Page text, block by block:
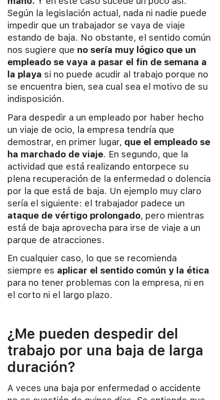
Según la legislación actual, nada ni nadie puede
impedir que un trabajador se vaya de viaje
estando de baja. No obstante, el sentido común
nos sugiere que no sería muy lógico que un
empleado se vaya a pasar el fin de semana a
la playa si no puede acudir al trabajo porque no
se encuentra bien, sea cual sea el motivo de su
indisposición.
Para despedir a un empleado por haber hecho
un viaje de ocio, la empresa tendría que
demostrar, en primer lugar, que el empleado se
ha marchado de viaje. En segundo, que la
actividad que está realizando entorpece su
plena recuperación de la enfermedad o dolencia
por la que está de baja. Un ejemplo muy claro
sería el siguiente: el trabajador padece un
ataque de vértigo prolongado, pero mientras
está de baja aprovecha para irse de viaje a un
parque de atracciones.
En cualquier caso, lo que se recomienda
siempre es aplicar el sentido común y la ética
para no tener problemas con la empresa, ni en
el corto ni el largo plazo.
¿Me pueden despedir del
trabajo por una baja de larga
duración?
A veces una baja por enfermedad o accidente